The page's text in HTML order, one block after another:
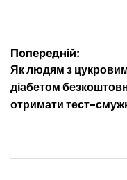
Навігація
записів
Попередній:
Як людям з
діабетом
отримати тест-